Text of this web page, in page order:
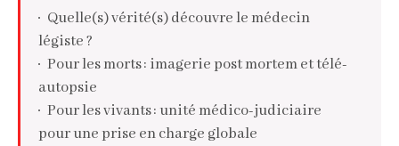
Quelle(s) vérité(s) découvre le médecin
légiste ?
Pour les morts : imagerie post mortem et télé-
autopsie
Pour les vivants : unité médico-judiciaire
pour une prise en charge globale